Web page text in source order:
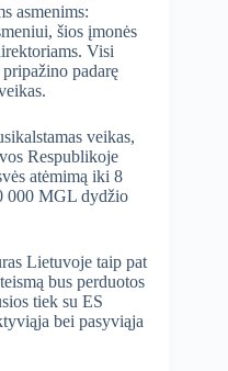
asmenims:
šios įmonės
Visi
padarę
veikas,
Respublikoje
atėmimą iki 8
000 MGL dydžio
Lietuvoje taip pat
bus perduotos
tiek su ES
bei pasyviąja